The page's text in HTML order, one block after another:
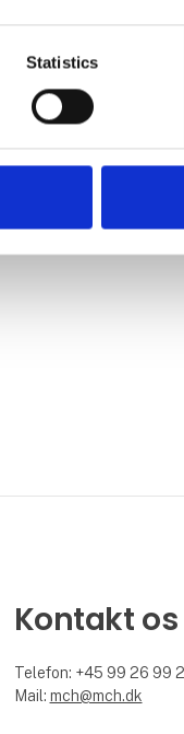
Statistics
Kontakt os
Telefon: +45 99 26 99
Mail: mch@mch.dk